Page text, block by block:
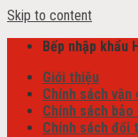
Skip to content
Bếp nhập khẩu
Giới thiệu
Chính sách vận
Chính sách bảo
Chính sách đổi